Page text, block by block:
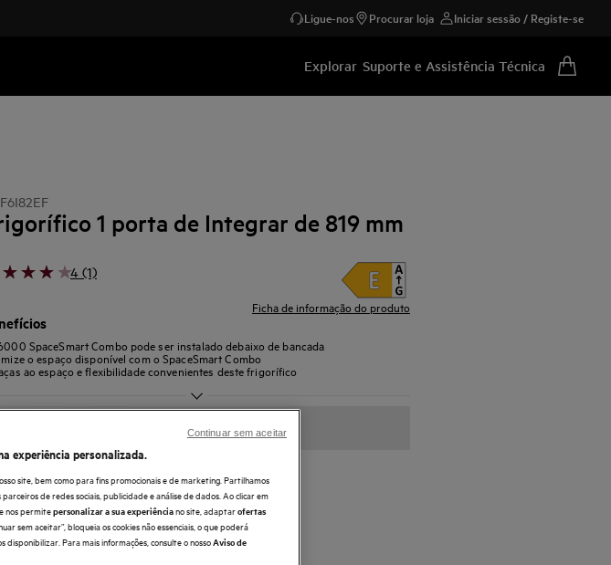
Ligue-nos Procurar loja Iniciar sessão / Registe-se
Explorar Suporte e Assistência Técnica
1 porta de Integrar de 819 mm
4 (1)
Ficha de informação do produto
SpaceSmart Combo pode ser instalado debaixo de bancada
o espaço disponível com o SpaceSmart Combo
ao espaço e flexibilidade convenientes deste frigorífico
experiência personalizada.
site, bem como para fins promocionais e de marketing. Partilhamos
de redes sociais, publicidade e análise de dados. Ao clicar em
nos permitepersonalizar a sua experiênciano site, adaptarofertas
sem aceitar”, bloqueia os cookies não essenciais, o que poderá
disponibilizar. Para mais informações, consulte o nossoAviso de
Continuar sem aceitar